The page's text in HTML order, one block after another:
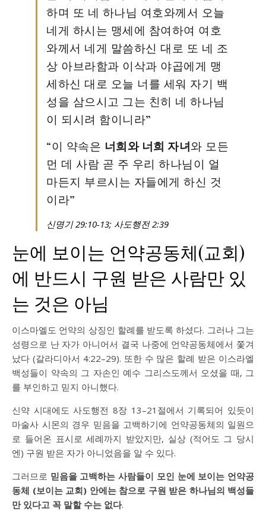
하며 또 네 하나님 여호와께서 오늘
네게 하시는 맹세에 참여하여 여호
와께서 네게 말씀하신 대로 또 네 조
상 아브라함과 이삭과 야곱에게 맹
세하신 대로 오늘 너를 세워 자기 백
성을 삼으시고 그는 친히 네 하나님
이 되시려 함이니라”
“이 약속은 너희와 너희 자녀와 모든
먼 데 사람 곧 주 우리 하나님이 얼
마든지 부르시는 자들에게 하신 것
이라”
신명기 29:10-13; 사도행전 2:39
눈에 보이는 언약공동체(교회)
에 반드시 구원 받은 사람만 있
는 것은 아님
이스마엘도 언약의 상징인 할례를 받도록 하셨다. 그러나 그는
성령으로 난 자가 아니어서 결국 나중에 언약공동체에서 쫓겨
났다 (갈라디아서 4:22–29). 또한 수 많은 할례 받은 이스라엘
백성들이 약속의 그 자손인 예수 그리스도께서 오셨을 때, 그
를 부인하고 믿지 아니했다.
신약 시대에도 사도행전 8장 13–21절에서 기록되어 있듯이
마술사 시몬의 경우 믿음을 고백하기에 언약공동체의 일원으
로 들어온 표시로 세례까지 받았지만, 실상 (적어도 그 당시
엔) 구원 받은 자가 아니었음을 알 수 있다.
그러므로 믿음을 고백하는 사람들이 모인 눈에 보이는 언약공
동체 (보이는 교회) 안에는 참으로 구원 받은 하나님의 백성들
만 있다고 꼭 말할 수는 없다.